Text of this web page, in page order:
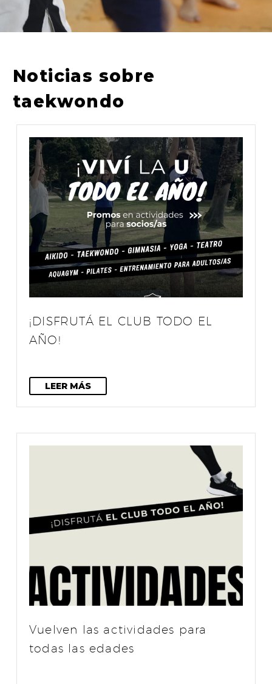
Noticias sobre
taekwondo
¡DISFRUTÁ EL CLUB TODO EL
AÑO!
LEER MÁS
Vuelven las actividades para
todas las edades